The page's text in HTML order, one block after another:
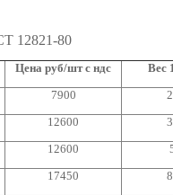
12821-80
Цена руб/шт с ндс
Вес
7900
12600
12600
17450